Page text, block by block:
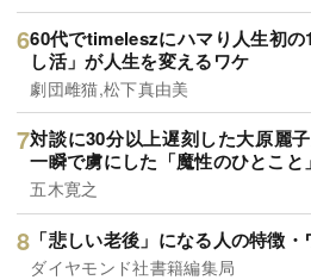
60代でtimeleszにハマり人生初
し活」が人生を変えるワケ
劇団雌猫,松下真由美
対談に30分以上遅刻した大原麗
一瞬で虜にした「魔性のひとこと
五木寛之
「悲しい老後」になる人の特徴・
ダイヤモンド社書籍編集局